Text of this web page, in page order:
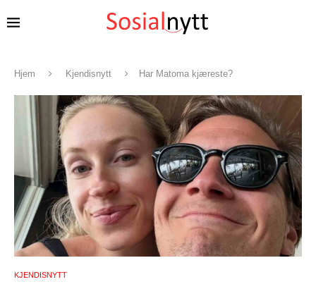
Hjem Kjendisnytt Har Matoma kjæreste?
KJENDISNYTT